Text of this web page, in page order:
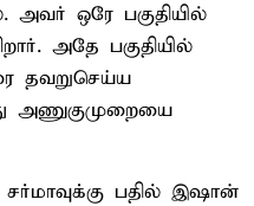
ஒரே பகுதியில்
அதே பகுதியில்
தவறுசெய்ய
அணுகுமுறையை
பதில் இஷான்